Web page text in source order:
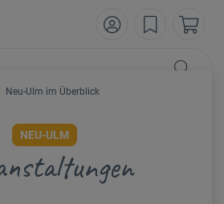
Neu-Ulm im Überblick
NEU-ULM